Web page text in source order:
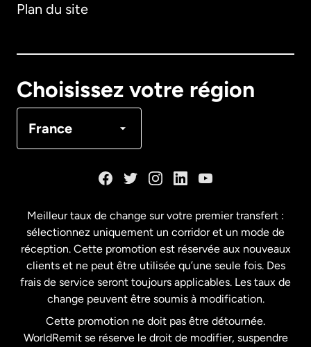
Plan du site
Choisissez votre région
France
Français
États-Unis English
États-Unis Español
France
Meilleur taux de change sur votre premier transfert :
sélectionnez uniquement un corridor et un mode de
réception. Cette promotion est réservée aux nouveaux
clients et ne peut être utilisée qu’une seule fois. Des
frais de service seront toujours applicables. Les taux de
change peuvent être soumis à modification.
Cette promotion ne doit pas être détournée.
WorldRemit se réserve le droit de modifier, suspendre